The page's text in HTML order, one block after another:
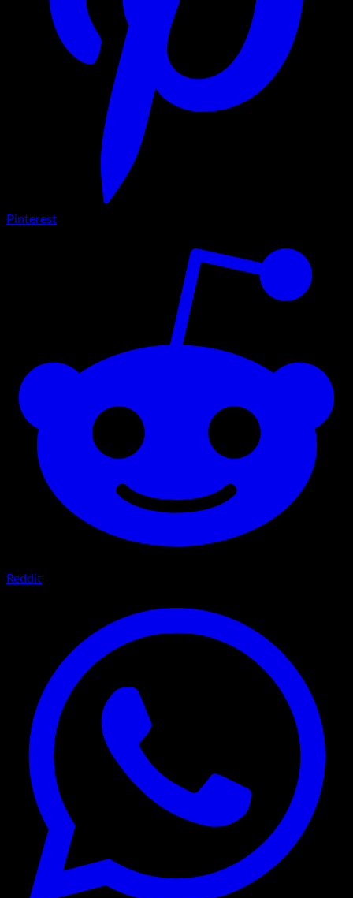
Pinterest
Reddit